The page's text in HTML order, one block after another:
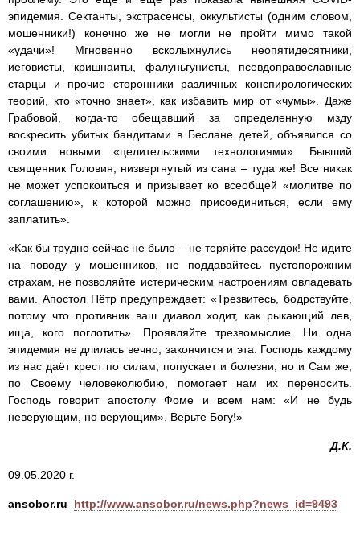
эпидемия. Сектанты, экстрасенсы, оккультисты (одним словом,
мошенники!) конечно же не могли не пройти мимо такой
«удачи»! Мгновенно всколыхнулись неопятидесятники,
иеговисты, кришнаиты, фалуньгунисты, псевдоправославные
старцы и прочие сторонники различных конспирологических
теорий, кто «точно знает», как избавить мир от «чумы». Даже
Грабовой, когда-то обещавший за определенную мзду
воскресить убитых бандитами в Беслане детей, объявился со
своими новыми «целительскими технологиями». Бывший
священник Головин, низвергнутый из сана – туда же! Все никак
не может успокоиться и призывает ко всеобщей «молитве по
соглашению», к которой можно присоединиться, если ему
заплатить».
«Как бы трудно сейчас не было – не теряйте рассудок! Не идите
на поводу у мошенников, не поддавайтесь пустопорожним
страхам, не позволяйте истерическим настроениям овладевать
вами. Апостол Пётр предупреждает: «Трезвитесь, бодрствуйте,
потому что противник ваш диавол ходит, как рыкающий лев,
ища, кого поглотить». Проявляйте трезвомыслие. Ни одна
эпидемия не длилась вечно, закончится и эта. Господь каждому
из нас даёт крест по силам, попускает и болезни, но и Сам же,
по Своему человеколюбию, помогает нам их переносить.
Господь говорит апостолу Фоме и всем нам: «И не будь
неверующим, но верующим». Верьте Богу!»
Д.К.
09.05.2020 г.
ansobor.ru http://www.ansobor.ru/news.php?news_id=9493